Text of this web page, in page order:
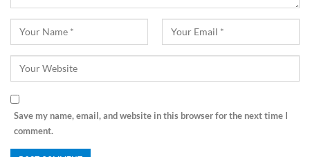
Save my name, email, and website in this browser for the next time I
comment.